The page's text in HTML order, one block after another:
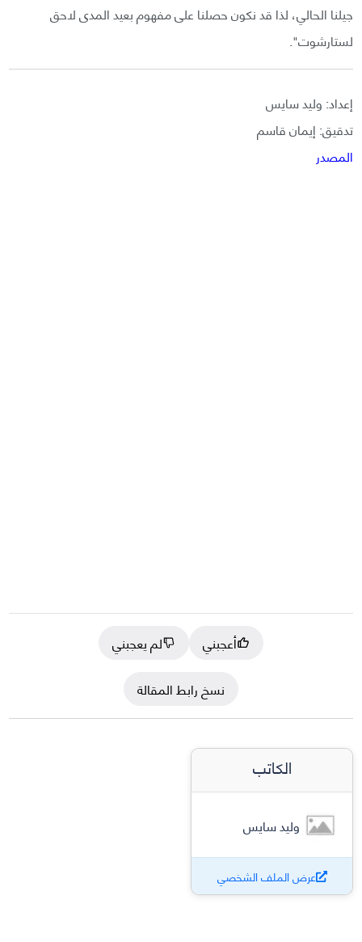
جيلنا الحالي، لذا قد نكون حصلنا على مفهوم بعيد المدى لاحق
لستارشوت".
إعداد: وليد سايس
تدقيق: إيمان قاسم
المصدر
أعجبني
لم يعجبني
نسخ رابط المقالة
الكاتب
وليد سايس
عرض الملف الشخصي